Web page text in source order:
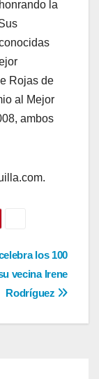
la
Rojas de
al Mejor
ambos
los 100
vecina Irene
Rodríguez